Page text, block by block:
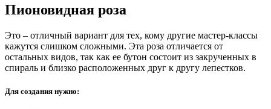
Пионовидная роза
Это – отличный вариант для тех, кому другие мастер-классы
кажутся слишком сложными. Эта роза отличается от
остальных видов, так как ее бутон состоит из закрученных в
спираль и близко расположенных друг к другу лепестков.
Для создания нужно: